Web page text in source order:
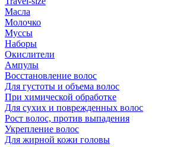
Масла
Молочко
Муссы
Наборы
Окислители
Ампулы
Восстановление волос
Для густоты и объема волос
При химической обработке
Для сухих и поврежденных волос
Рост волос, против выпадения
Укрепление волос
Для жирной кожи головы